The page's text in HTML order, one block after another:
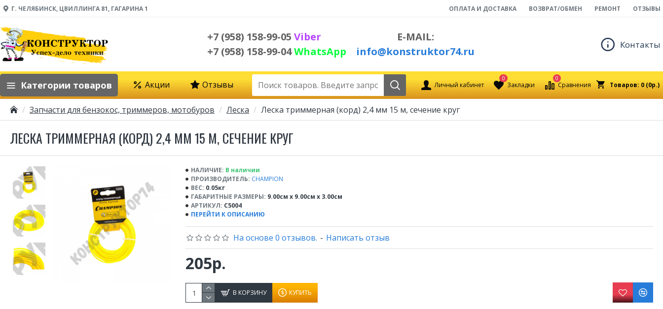
Г. ЧЕЛЯБИНСК, ЦВИЛЛИНГА 81, ГАГАРИНА 1 ОПЛАТА И ДОСТАВКА ВОЗВРАТ/ОБМЕН РЕМОНТ ОТЗЫВЫ
+7 (958) 158-99-05 Viber
+7 (958) 158-99-04WhatsApp
E-MAIL:
info@konstruktor74.ru
Контакты
Категории товаров Акции Отзывы Личный кабинет Закладки
0
Сравнения
0
Товаров: 0 (0р.)
Запчасти для бензокос, триммеров, мотобуров Леска Леска триммерная (корд) 2,4 мм 15 м, сечение круг
ЛЕСКА ТРИММЕРНАЯ (КОРД) 2,4 ММ 15 М, СЕЧЕНИЕ КРУГ
НАЛИЧИЕ: В наличии
ПРОИЗВОДИТЕЛЬ: CHAMPION
ВЕС: 0.05кг
ГАБАРИТНЫЕ РАЗМЕРЫ: 9.00см x 9.00см x 3.00см
АРТИКУЛ: C5004
ПЕРЕЙТИ К ОПИСАНИЮ
На основе 0 отзывов. - Написать отзыв
205р.
В КОРЗИНУ КУПИТЬ